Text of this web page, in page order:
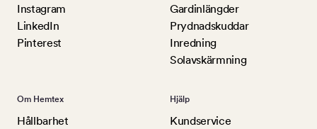
Instagram
LinkedIn
Pinterest
Gardinlängder
Prydnadskuddar
Inredning
Solavskärmning
Om Hemtex
Hållbarhet
Hjälp
Kundservice